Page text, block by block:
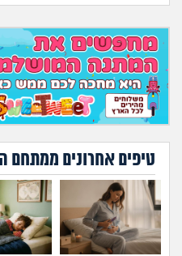
טיפים אחרונים ממתחם